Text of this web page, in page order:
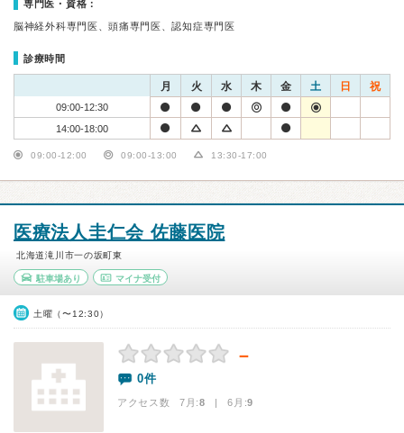
専門医・資格：
脳神経外科専門医、頭痛専門医、認知症専門医
診療時間
月 火 水 木 金 土 日 祝
09:00-12:30
14:00-18:00
09:00-12:00 09:00-13:00 13:30-17:00
医療法人圭仁会 佐藤医院
北海道滝川市一の坂町東
駐車場あり マイナ受付
土曜（〜12:30）
－
0件
アクセス数 7月:8 | 6月:9